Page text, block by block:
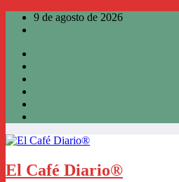
Saltar
9 de agosto de 2026
El Café Diario®